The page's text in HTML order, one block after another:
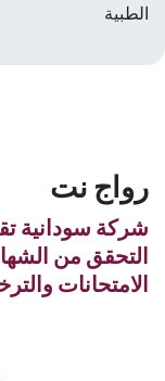
الطبية
رواج نت
شركة سودانية
التحقق من
الامتحانات